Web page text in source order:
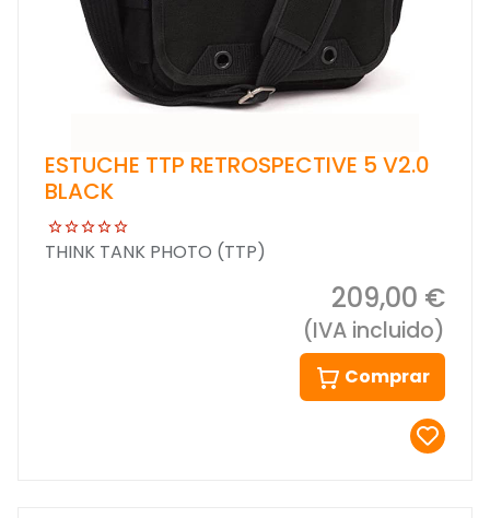
ESTUCHE TTP RETROSPECTIVE 5 V2.0
BLACK
THINK TANK PHOTO (TTP)
209,00 €
(IVA incluido)
Comprar